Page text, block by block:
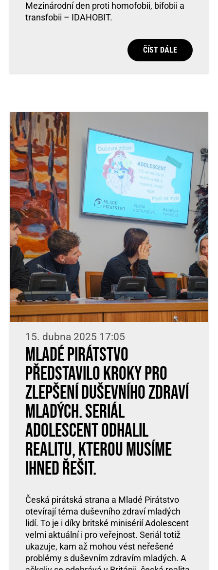
Mezinárodní den proti homofobii, bifobii a
transfobii – IDAHOBIT.
ČÍST DÁLE
15. dubna 2025 17:05
Mladé Pirátstvo
představilo kroky pro
zlepšení duševního zdraví
mladých. Seriál
Adolescent odhalil
realitu, kterou musíme
ihned řešit.
Česká pirátská strana a Mladé Pirátstvo
otevírají téma duševního zdraví mladých
lidí. To je i díky britské minisérií Adolescent
velmi aktuální i pro veřejnost. Seriál totiž
ukazuje, kam až mohou vést neřešené
problémy s duševním zdravím mladých. A